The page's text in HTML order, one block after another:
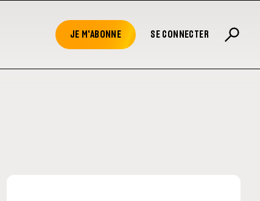
JE M'ABONNE SE CONNECTER